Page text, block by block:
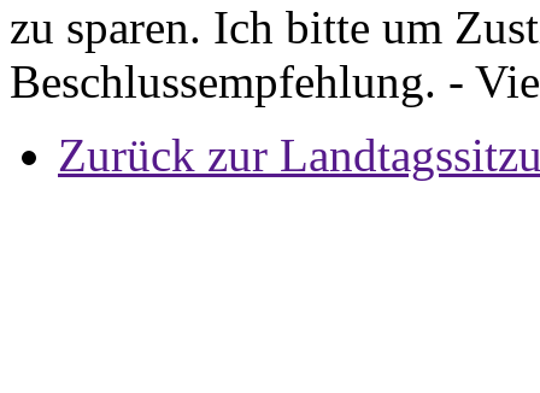
zu sparen. Ich bitte um
Beschlussempfehlung. -
Zurück zur